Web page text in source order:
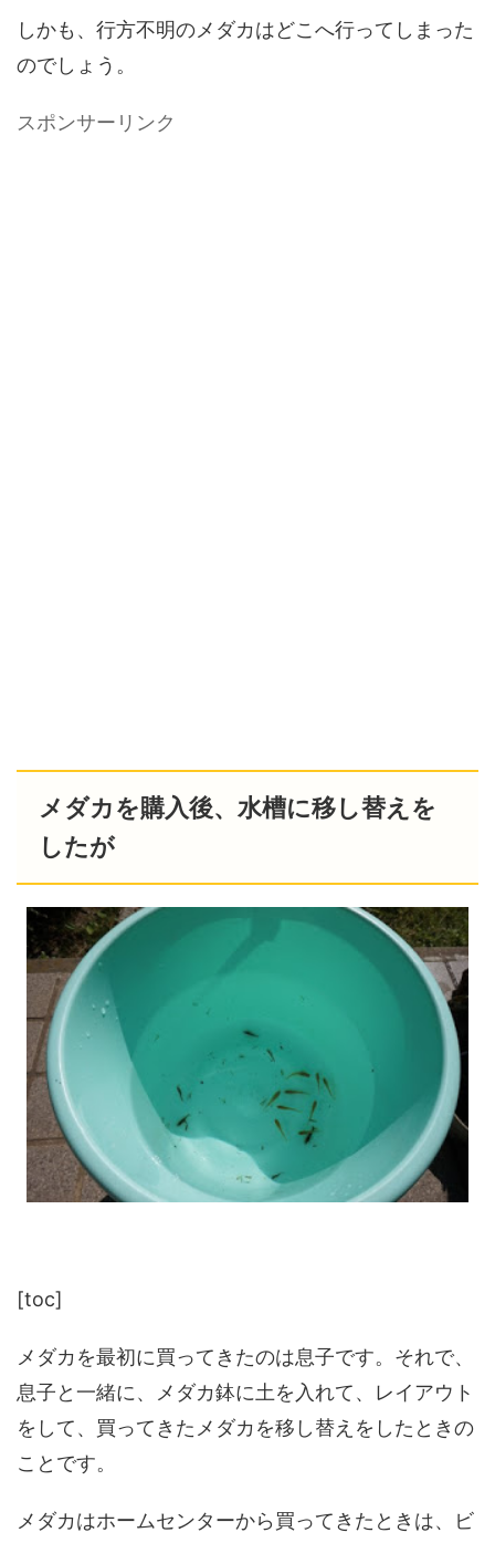
しかも、行方不明のメダカはどこへ行ってしまった
のでしょう。
スポンサーリンク
メダカを購入後、水槽に移し替えを
したが
[toc]
メダカを最初に買ってきたのは息子です。それで、
息子と一緒に、メダカ鉢に土を入れて、レイアウト
をして、買ってきたメダカを移し替えをしたときの
ことです。
メダカはホームセンターから買ってきたときは、ビ